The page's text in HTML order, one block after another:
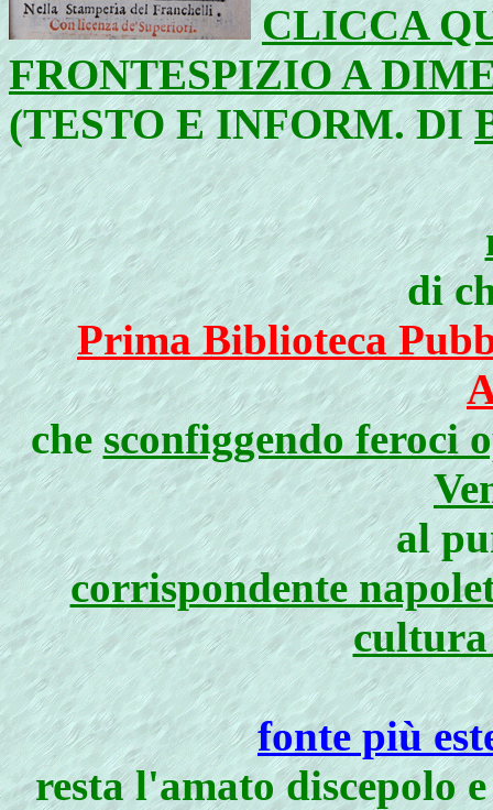
CLICCA
FRONTESPIZIO A
(TESTO E INFORM. DI
di
Prima Biblioteca
chesconfiggendo feroci
al
corrispondente
fonte più
resta l'amato discepolo